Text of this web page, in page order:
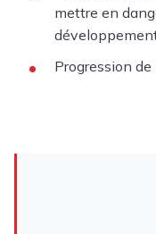
mettre en
Progression